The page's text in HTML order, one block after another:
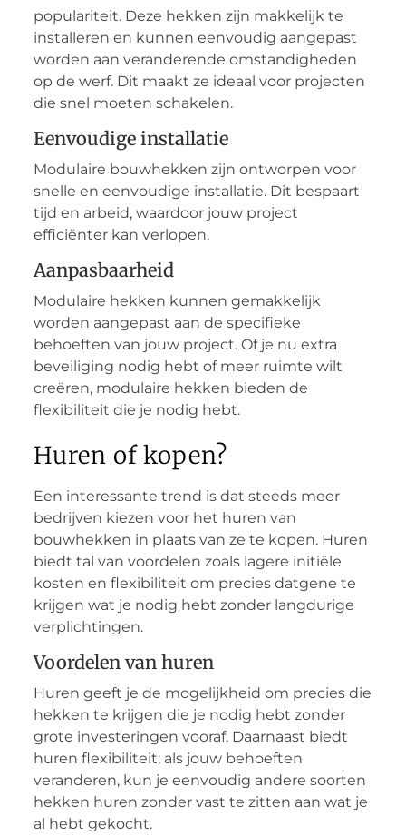
populariteit. Deze hekken zijn makkelijk te
installeren en kunnen eenvoudig aangepast
worden aan veranderende omstandigheden
op de werf. Dit maakt ze ideaal voor projecten
die snel moeten schakelen.
Eenvoudige installatie
Modulaire bouwhekken zijn ontworpen voor
snelle en eenvoudige installatie. Dit bespaart
tijd en arbeid, waardoor jouw project
efficiënter kan verlopen.
Aanpasbaarheid
Modulaire hekken kunnen gemakkelijk
worden aangepast aan de specifieke
behoeften van jouw project. Of je nu extra
beveiliging nodig hebt of meer ruimte wilt
creëren, modulaire hekken bieden de
flexibiliteit die je nodig hebt.
Huren of kopen?
Een interessante trend is dat steeds meer
bedrijven kiezen voor het huren van
bouwhekken in plaats van ze te kopen. Huren
biedt tal van voordelen zoals lagere initiële
kosten en flexibiliteit om precies datgene te
krijgen wat je nodig hebt zonder langdurige
verplichtingen.
Voordelen van huren
Huren geeft je de mogelijkheid om precies die
hekken te krijgen die je nodig hebt zonder
grote investeringen vooraf. Daarnaast biedt
huren flexibiliteit; als jouw behoeften
veranderen, kun je eenvoudig andere soorten
hekken huren zonder vast te zitten aan wat je
al hebt gekocht.